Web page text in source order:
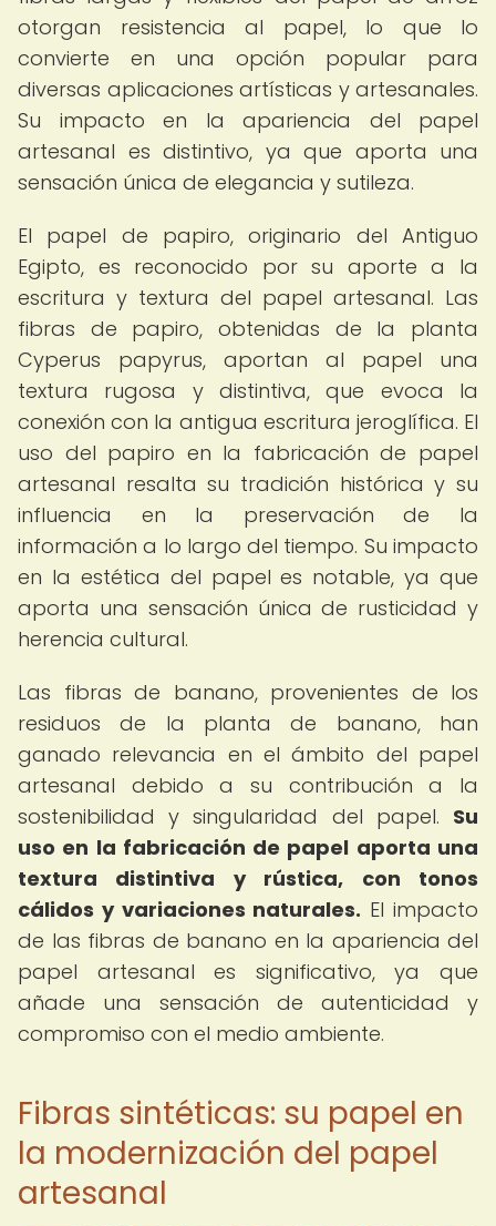
otorgan resistencia al papel, lo que lo
convierte en una opción popular para
diversas aplicaciones artísticas y artesanales.
Su impacto en la apariencia del papel
artesanal es distintivo, ya que aporta una
sensación única de elegancia y sutileza.
El papel de papiro, originario del Antiguo
Egipto, es reconocido por su aporte a la
escritura y textura del papel artesanal. Las
fibras de papiro, obtenidas de la planta
Cyperus papyrus, aportan al papel una
textura rugosa y distintiva, que evoca la
conexión con la antigua escritura jeroglífica. El
uso del papiro en la fabricación de papel
artesanal resalta su tradición histórica y su
influencia en la preservación de la
información a lo largo del tiempo. Su impacto
en la estética del papel es notable, ya que
aporta una sensación única de rusticidad y
herencia cultural.
Las fibras de banano, provenientes de los
residuos de la planta de banano, han
ganado relevancia en el ámbito del papel
artesanal debido a su contribución a la
sostenibilidad y singularidad del papel. Su
uso en la fabricación de papel aporta una
textura distintiva y rústica, con tonos
cálidos y variaciones naturales. El impacto
de las fibras de banano en la apariencia del
papel artesanal es significativo, ya que
añade una sensación de autenticidad y
compromiso con el medio ambiente.
Fibras sintéticas: su papel en
la modernización del papel
artesanal